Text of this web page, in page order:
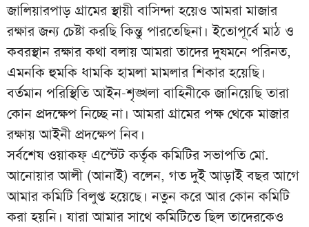
জালিয়ারপাড় গ্রামের স্থায়ী বাসিন্দা হয়েও আমরা মাজার
রক্ষার জন্য চেষ্টা করছি কিন্তু পারতেছিনা। ইতোপূর্বে মাঠ ও
কবরস্থান রক্ষার কথা বলায় আমরা তাদের দুষমনে পরিনত,
এমনকি হুমকি ধামকি হামলা মামলার শিকার হয়েছি।
বর্তমান পরিস্থিতি আইন-শৃঙ্খলা বাহিনীকে জানিয়েছি তারা
কোন প্রদক্ষেপ নিচ্ছে না। আমরা গ্রামের পক্ষ থেকে মাজার
রক্ষায় আইনী প্রদক্ষেপ নিব।
সর্বশেষ ওয়াকফ্ এস্টেট কর্তৃক কমিটির সভাপতি মো.
আনোয়ার আলী (আনাই) বলেন, গত দুই আড়াই বছর আগে
আমার কমিটি বিলুপ্ত হয়েছে। নতুন করে আর কোন কমিটি
করা হয়নি। যারা আমার সাথে কমিটিতে ছিল তাদেরকেও